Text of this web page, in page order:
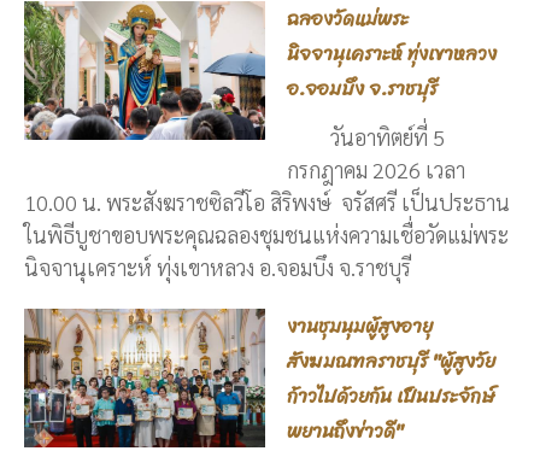
ฉลองวัดแม่พระ
นิจจานุเคราะห์ ทุ่งเขาหลวง
อ.จอมบึง จ.ราชบุรี
วันอาทิตย์ที่ 5
กรกฎาคม 2026 เวลา
10.00 น. พระสังฆราชซิลวีโอ สิริพงษ์ จรัสศรี เป็นประธาน
ในพิธีบูชาขอบพระคุณฉลองชุมชนแห่งความเชื่อวัดแม่พระ
นิจจานุเคราะห์ ทุ่งเขาหลวง อ.จอมบึง จ.ราชบุรี
งานชุมนุมผู้สูงอายุ
สังฆมณฑลราชบุรี "ผู้สูงวัย
ก้าวไปด้วยกัน เป็นประจักษ์
พยานถึงข่าวดี"